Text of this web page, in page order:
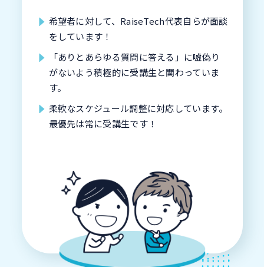
希望者に対して、RaiseTech代表自らが面談
をしています！
「ありとあらゆる質問に答える」に嘘偽り
がないよう積極的に受講生と関わっていま
す。
柔軟なスケジュール調整に対応しています。
最優先は常に受講生です！